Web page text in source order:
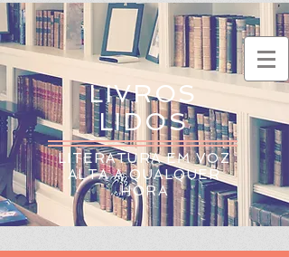
LIVROS
LIDOS
LITERATURA EM VOZ
ALTA A QUALQUER
HORA